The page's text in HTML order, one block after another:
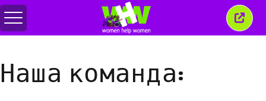
Перемкнути
меню
це
Наша команда: